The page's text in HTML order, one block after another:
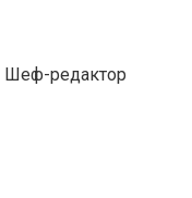
Шеф-редактор